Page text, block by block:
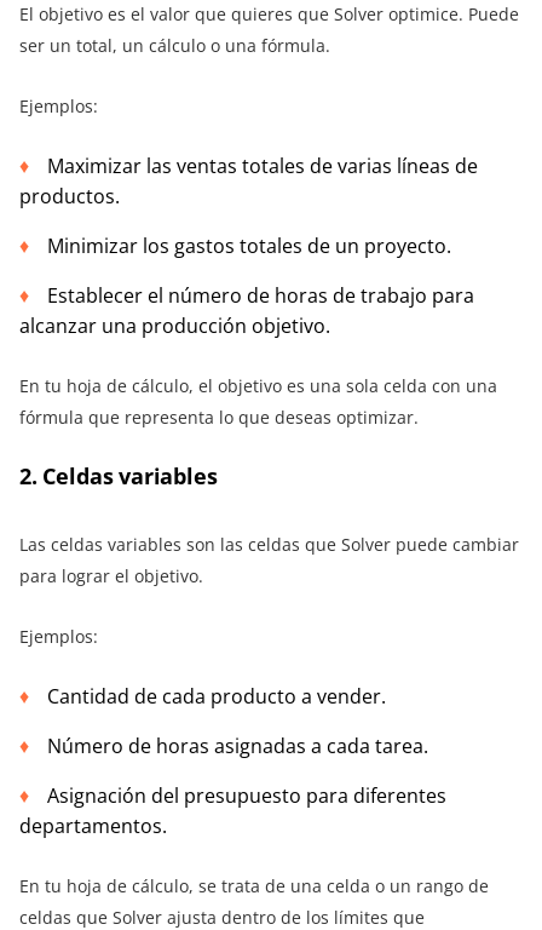
El objetivo es el valor que quieres que Solver optimice. Puede
ser un total, un cálculo o una fórmula.
Ejemplos:
Maximizar las ventas totales de varias líneas de
productos.
Minimizar los gastos totales de un proyecto.
Establecer el número de horas de trabajo para
alcanzar una producción objetivo.
En tu hoja de cálculo, el objetivo es una sola celda con una
fórmula que representa lo que deseas optimizar.
2. Celdas variables
Las celdas variables son las celdas que Solver puede cambiar
para lograr el objetivo.
Ejemplos:
Cantidad de cada producto a vender.
Número de horas asignadas a cada tarea.
Asignación del presupuesto para diferentes
departamentos.
En tu hoja de cálculo, se trata de una celda o un rango de
celdas que Solver ajusta dentro de los límites que